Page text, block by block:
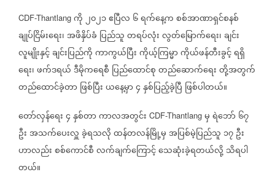
CDF-Thantlang ကို၂၀၂၁ဧပြီလ ၆ရက်နေ့ကစစ်အာဏာရှင်စနစ်
ချုပ်ငြိမ်းရေး၊အဖိနှိပ်ခံ ပြည်သူတရပ်လုံးလွတ်မြောက်ရေး၊ချင်း
လူမျိုးနှင့်ချင်းပြည်ကိုကာကွယ်ပြီးကိုယ့်ကြမ္မာကိုယ်ဖန်တီးခွင့်ရရှိ
ရေး၊ဖက်ဒရယ်ဒီမိုကရေစီ ပြည်ထောင်စုတည်ဆောက်ရေးတို့အတွက်
တည်ထောင်ခဲ့တာဖြစ်ပြီးယနေ့မှာ၄နှစ်ပြည့်ခဲ့ပြီ ဖြစ်ပါတယ်။
တော်လှန်ရေး၄နှစ်တာကာလအတွင်း CDF-Thantlang မှရဲဘော်၆၇
ဦးအသက်ပေးလှူခဲ့ရသလိုထန်တလန်မြို့မှအပြစ်မဲ့ပြည်သူ ၁၇ဦး
ဟာလည်းစစ်ကောင်စီလက်ချက်ကြောင့်သေဆုံးခဲ့ရတယ်လို့သိရပါ
တယ်။